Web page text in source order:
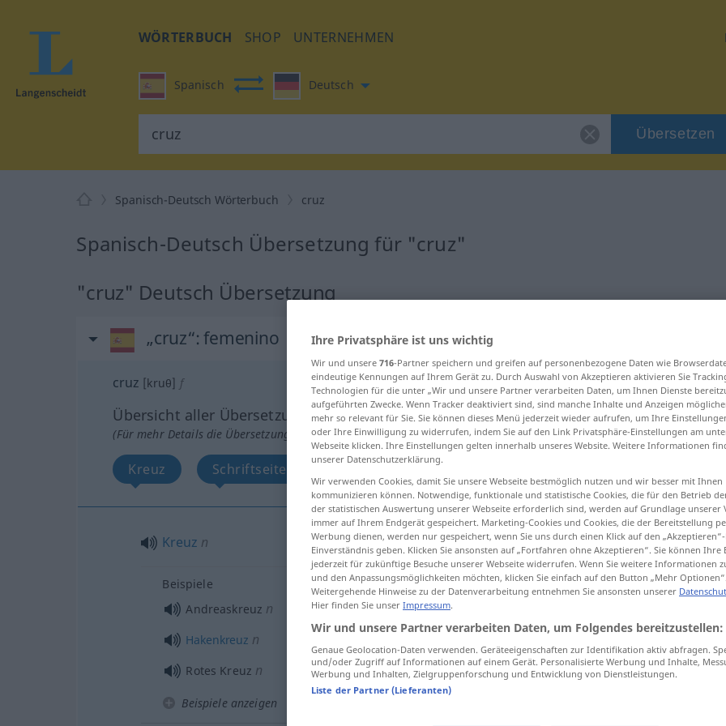
WÖRTERBUCH SHOP UNTERNEHMEN
Spanisch Deutsch
Übersetzen
Spanisch-Deutsch Wörterbuch cruz
Spanisch-Deutsch Übersetzung für "cruz"
"cruz" Deutsch Übersetzung
„cruz“: femenino
cruz [kruθ] f
Übersicht aller Übersetzungen
(Für mehr Details die Übersetzung anklicken/antippen)
Kreuz Schriftseite
Kreuz n cruz tb FIG
Beispiele
Andreaskreuz n
Hakenkreuz n
Rotes Kreuz n Cruz Roja
Beispiele anzeigen
Ihre Privatsphäre ist uns wichtig
Wir und unsere 716-Partner speichern und greifen auf personenbezogene Daten wie
eindeutige Kennungen auf Ihrem Gerät zu. Durch Auswahl von Akzeptieren aktivieren Sie
Technologien für die unter „Wir und unsere Partner verarbeiten Daten, um Ihnen Dienste
aufgeführten Zwecke. Wenn Tracker deaktiviert sind, sind manche Inhalte und Anzeigen
mehr so relevant für Sie. Sie können dieses Menü jederzeit wieder aufrufen, um Ihre
oder Ihre Einwilligung zu widerrufen, indem Sie auf den Link Privatsphäre-Einstellungen am
Webseite klicken. Ihre Einstellungen gelten innerhalb unseres Website. Weitere Informationen
unserer Datenschutzerklärung.
Wir verwenden Cookies, damit Sie unsere Webseite bestmöglich nutzen und wir besser mit Ihnen
kommunizieren können. Notwendige, funktionale und statistische Cookies, die für den Betrieb
der statistischen Auswertung unserer Webseite erforderlich sind, werden auf Grundlage unserer
immer auf Ihrem Endgerät gespeichert. Marketing-Cookies und Cookies, die der Bereitstellung
Werbung dienen, werden nur gespeichert, wenn Sie uns durch einen Klick auf den
Einverständnis geben. Klicken Sie ansonsten auf „Fortfahren ohne Akzeptieren“. Sie können Ihre
jederzeit für zukünftige Besuche unserer Webseite widerrufen. Wenn Sie weitere Informationen
und den Anpassungsmöglichkeiten möchten, klicken Sie einfach auf den Button „Mehr Optionen“.
Weitergehende Hinweise zu der Datenverarbeitung entnehmen Sie ansonsten unserer
Hier finden Sie unser Impressum.
Wir und unsere Partner verarbeiten Daten, um Folgendes bereitzustellen:
Genaue Geolocation-Daten verwenden. Geräteeigenschaften zur Identifikation aktiv abfragen.
und/oder Zugriff auf Informationen auf einem Gerät. Personalisierte Werbung und Inhalte,
Werbung und Inhalten, Zielgruppenforschung und Entwicklung von Dienstleistungen.
Liste der Partner (Lieferanten)